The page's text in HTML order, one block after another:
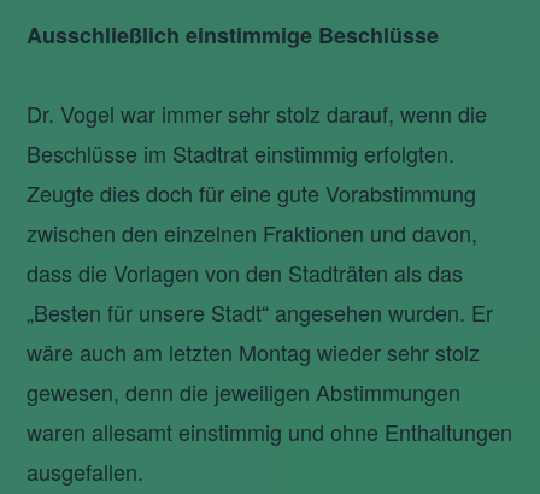
Ausschließlich einstimmige Beschlüsse
Dr. Vogel war immer sehr stolz darauf, wenn die
Beschlüsse im Stadtrat einstimmig erfolgten.
Zeugte dies doch für eine gute Vorabstimmung
zwischen den einzelnen Fraktionen und davon,
dass die Vorlagen von den Stadträten als das
„Besten für unsere Stadt“ angesehen wurden. Er
wäre auch am letzten Montag wieder sehr stolz
gewesen, denn die jeweiligen Abstimmungen
waren allesamt einstimmig und ohne Enthaltungen
ausgefallen.